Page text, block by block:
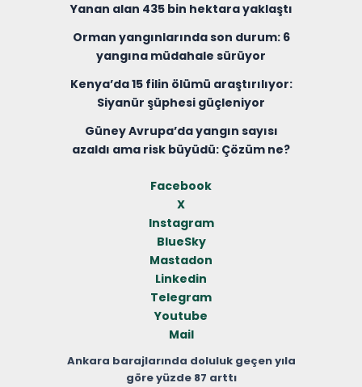
Yanan alan 435 bin hektara yaklaştı
Orman yangınlarında son durum: 6
yangına müdahale sürüyor
Kenya’da 15 filin ölümü araştırılıyor:
Siyanür şüphesi güçleniyor
Güney Avrupa’da yangın sayısı
azaldı ama risk büyüdü: Çözüm ne?
Facebook
X
Instagram
BlueSky
Mastadon
Linkedin
Telegram
Youtube
Mail
Ankara barajlarında doluluk geçen yıla
göre yüzde 87 arttı